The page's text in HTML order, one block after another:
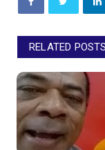
RELATED POSTS